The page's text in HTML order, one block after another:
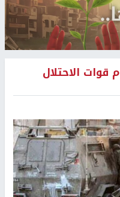
قوات الاحتلال